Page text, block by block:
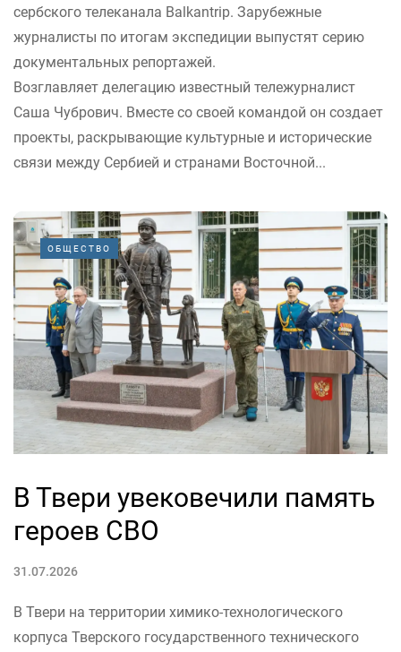
сербского телеканала Balkantrip. Зарубежные
журналисты по итогам экспедиции выпустят серию
документальных репортажей.
Возглавляет делегацию известный тележурналист
Саша Чубрович. Вместе со своей командой он создает
проекты, раскрывающие культурные и исторические
связи между Сербией и странами Восточной...
ОБЩЕСТВО
В Твери увековечили память
героев СВО
31.07.2026
В Твери на территории химико-технологического
корпуса Тверского государственного технического